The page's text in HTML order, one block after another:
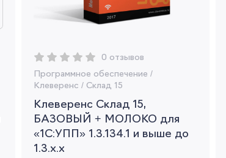
0 отзывов
Программное обеспечение /
Клеверенс / Склад 15
Клеверенс Склад 15,
БАЗОВЫЙ + МОЛОКО для
«1С:УПП» 1.3.134.1 и выше до
1.3.x.x